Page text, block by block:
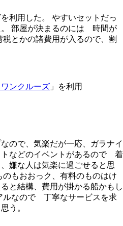
利用した。 やすいセットだっ
。 部屋が決まるのには 時間が
とかの諸費用が入るので、割
ンクルーズ 」を利用
ので、気楽だが一応、ガラナイ
トなどのイベントがあるので 着
嫌な人は気楽に過ごせると思
もおおっク、有料のものはけ
と結構、費用が掛かる船かもし
ルなので 丁寧なサービスを求
う。